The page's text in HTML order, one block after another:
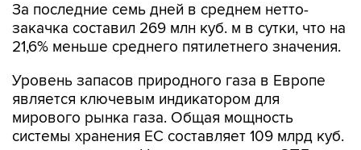
За последние семь дней в среднем нетто-
закачка составил 269 млн куб. м в сутки, что на
21,6% меньше среднего пятилетнего значения.
Уровень запасов природного газа в Европе
является ключевым индикатором для
мирового рынка газа. Общая мощность
системы хранения ЕС составляет 109 млрд куб.